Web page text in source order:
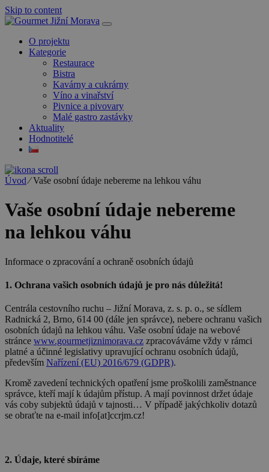
Skip to content
O projektu
Kategorie
Restaurace
Bistra
Kavárny a cukrárny
Víno a vinařství
Pivnice a pivovary
Malé gastro zastávky
Aktuality
Hodnotitelé
Úvod⁄Vaše osobní údaje nebereme na lehkou váhu
Vaše osobní údaje nebereme
na lehkou váhu
Informace o zpracování a ochraně osobních údajů
1. Ochrana vašich osobních údajů je pro nás důležitá!
Centrála cestovního ruchu – Jižní Morava, z. s. p. o., se sídlem
Radnická 2, Brno, 614 00 (dále jen správce), nebere ochranu vašich
osobních údajů na lehkou váhu. Vaše osobní údaje na webové
stránce www.gourmetjiznimorava.cz zpracováváme vždy v rámci
platné a účinné legislativy upravující ochranu osobních údajů,
především Nařízení (EU) 2016/679 (GDPR).
Kromě zavedení technických opatření jsme proškolili zaměstnance
správce, kteří mají k údajům přístup. A mají povinnost držet údaje
vás coby subjektů údajů v tajnosti… V případě jakýchkoliv dotazů
se obraťte na e-mail info[at]ccrjm.cz!
2. Údaje, které sbíráme